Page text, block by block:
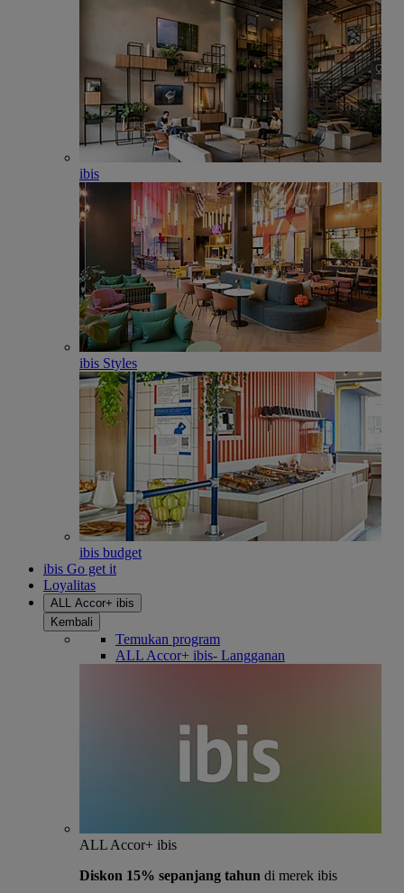
ibis
ibis Styles
ibis budget
ibis Go get it
Loyalitas
ALL Accor+ ibis
Kembali
Temukan program
ALL Accor+ ibis- Langganan
ALL Accor+ ibis
Diskon 15% sepanjang tahun di merek ibis